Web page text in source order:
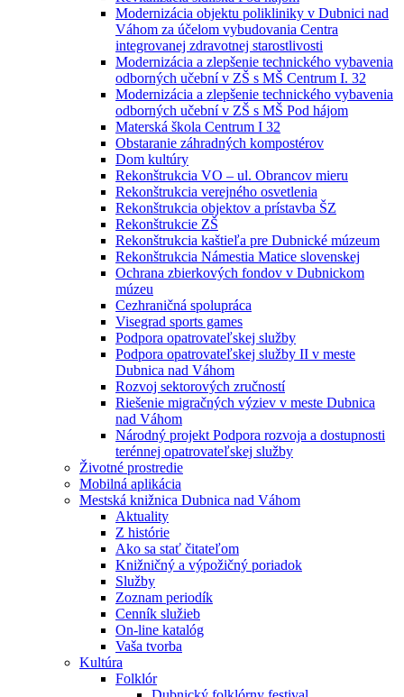
Modernizácia objektu polikliniky v Dubnici nad
Váhom za účelom vybudovania Centra
integrovanej zdravotnej starostlivosti
Modernizácia a zlepšenie technického vybavenia
odborných učební v ZŠ s MŠ Centrum I. 32
Modernizácia a zlepšenie technického vybavenia
odborných učební v ZŠ s MŠ Pod hájom
Materská škola Centrum I 32
Obstaranie záhradných kompostérov
Dom kultúry
Rekonštrukcia VO – ul. Obrancov mieru
Rekonštrukcia verejného osvetlenia
Rekonštrukcia objektov a prístavba ŠZ
Rekonštrukcie ZŠ
Rekonštrukcia kaštieľa pre Dubnické múzeum
Rekonštrukcia Námestia Matice slovenskej
Ochrana zbierkových fondov v Dubnickom
múzeu
Cezhraničná spolupráca
Visegrad sports games
Podpora opatrovateľskej služby
Podpora opatrovateľskej služby II v meste
Dubnica nad Váhom
Rozvoj sektorových zručností
Riešenie migračných výziev v meste Dubnica
nad Váhom
Národný projekt Podpora rozvoja a dostupnosti
terénnej opatrovateľskej služby
Životné prostredie
Mobilná aplikácia
Mestská knižnica Dubnica nad Váhom
Aktuality
Z histórie
Ako sa stať čitateľom
Knižničný a výpožičný poriadok
Služby
Zoznam periodík
Cenník služieb
On-line katalóg
Vaša tvorba
Kultúra
Folklór